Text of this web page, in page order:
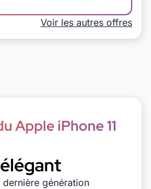
Voir les autres offres
Apple iPhone 11
dernière génération